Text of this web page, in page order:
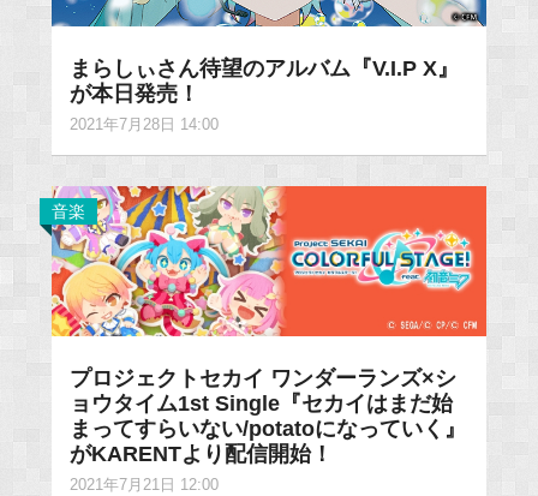
まらしぃさん待望のアルバム『V.I.P X』
が本日発売！
2021年7月28日 14:00
音楽
プロジェクトセカイ ワンダーランズ×シ
ョウタイム1st Single『セカイはまだ始
まってすらいない/potatoになっていく』
がKARENTより配信開始！
2021年7月21日 12:00